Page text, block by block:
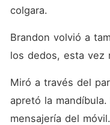
colgara.
Brandon volvió a
los dedos, esta vez
Miró a través del
apretó la
mensajería del móvil.